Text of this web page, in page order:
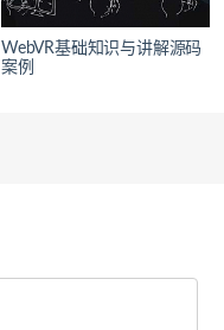
WebVR基础知识与讲解源码
案例